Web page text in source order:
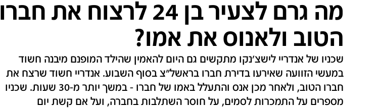
מה גרם לצעיר בן 24 לרצוח את חברו
הטוב ולאנוס את אמו?
שכניו של אנדריי לישצ'נקו מתקשים גם היום להאמין שהילד המופנם מיבנה חשוד
במעשי הזוועה שאירעו בדירת חברו בראשל"צ בסוף השבוע. אנדריי חשוד שרצח את
חברו הטוב, ולאחר מכן אנס והתעלל באמו של חברו - במשך יותר מ-30 שעות. שכניו
מספרים על התמכרות לסמים, על חוסר השתלבות בחברה, ועל אם קשת יום